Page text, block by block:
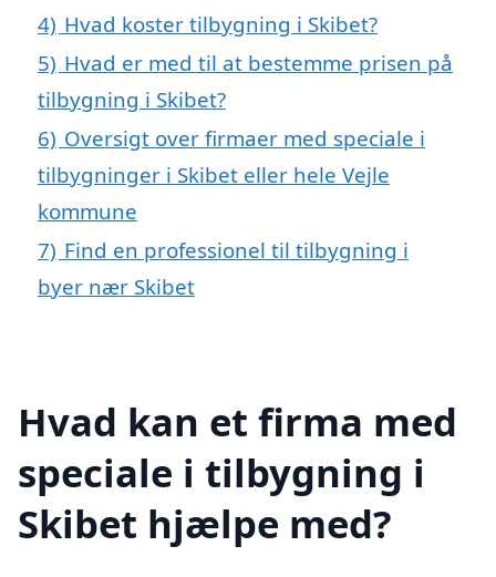
4) Hvad koster tilbygning i Skibet?
5) Hvad er med til at bestemme prisen på
tilbygning i Skibet?
6) Oversigt over firmaer med speciale i
tilbygninger i Skibet eller hele Vejle
kommune
7) Find en professionel til tilbygning i
byer nær Skibet
Hvad kan et firma med
speciale i tilbygning i
Skibet hjælpe med?